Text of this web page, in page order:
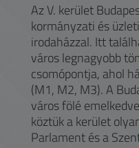
Az V. kerület
kormányzati és
irodaházzal. Itt
város legnagyobb
csomópontja, ahol
(M1, M2, M3). A
város fölé
köztük a kerület
Parlament és a